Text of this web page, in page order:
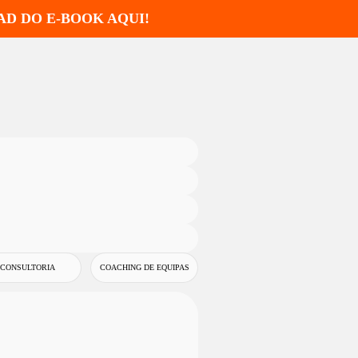
DO E-BOOK AQUI!
CONSULTORIA COACHING DE EQUIPAS